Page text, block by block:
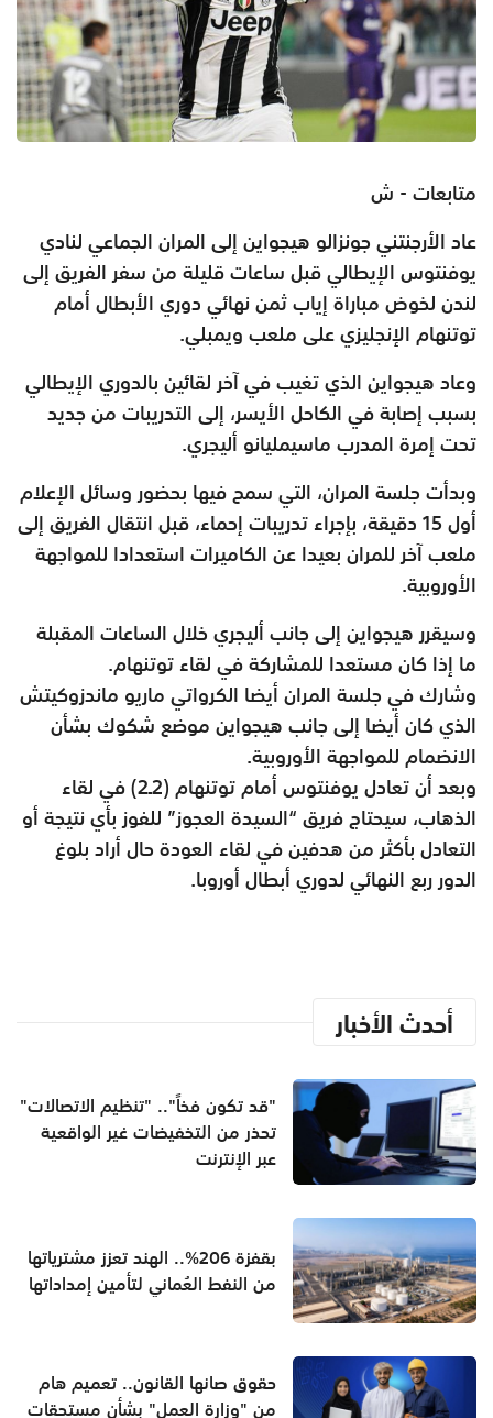
متابعات - ش
عاد الأرجنتني جونزالو هيجواين إلى المران الجماعي لنادي
يوفنتوس الإيطالي قبل ساعات قليلة من سفر الفريق إلى
لندن لخوض مباراة إياب ثمن نهائي دوري الأبطال أمام
توتنهام الإنجليزي على ملعب ويمبلي.
وعاد هيجواين الذي تغيب في آخر لقائين بالدوري الإيطالي
بسبب إصابة في الكاحل الأيسر، إلى التدريبات من جديد
تحت إمرة المدرب ماسيمليانو أليجري.
وبدأت جلسة المران، التي سمح فيها بحضور وسائل الإعلام
أول 15 دقيقة، بإجراء تدريبات إحماء، قبل انتقال الفريق إلى
ملعب آخر للمران بعيدا عن الكاميرات استعدادا للمواجهة
الأوروبية.
وسيقرر هيجواين إلى جانب أليجري خلال الساعات المقبلة
ما إذا كان مستعدا للمشاركة في لقاء توتنهام.
وشارك في جلسة المران أيضا الكرواتي ماريو ماندزوكيتش
الذي كان أيضا إلى جانب هيجواين موضع شكوك بشأن
الانضمام للمواجهة الأوروبية.
وبعد أن تعادل يوفنتوس أمام توتنهام (2ـ2) في لقاء
الذهاب، سيحتاج فريق “السيدة العجوز” للفوز بأي نتيجة أو
التعادل بأكثر من هدفين في لقاء العودة حال أراد بلوغ
الدور ربع النهائي لدوري أبطال أوروبا.
أحدث الأخبار
"قد تكون فخاً".. "تنظيم الاتصالات"
تحذر من التخفيضات غير الواقعية
عبر الإنترنت
بقفزة 206%.. الهند تعزز مشترياتها
من النفط العُماني لتأمين إمداداتها
حقوق صانها القانون.. تعميم هام
من "وزارة العمل" بشأن مستحقات